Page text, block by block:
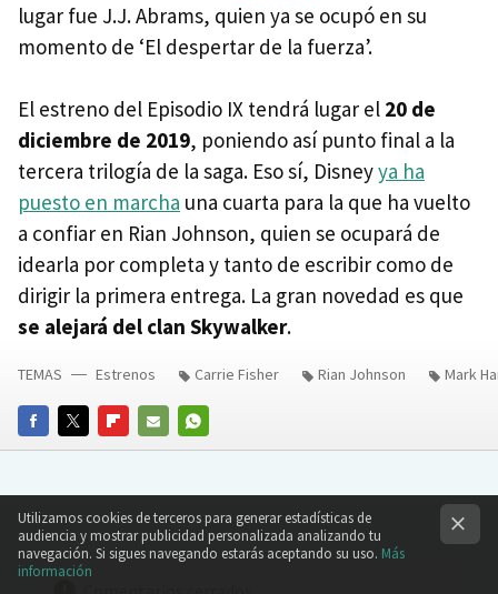
lugar fue J.J. Abrams, quien ya se ocupó en su
momento de ‘El despertar de la fuerza’.
El estreno del Episodio IX tendrá lugar el 20 de
diciembre de 2019, poniendo así punto final a la
tercera trilogía de la saga. Eso sí, Disneyya ha
puesto en marcha una cuarta para la que ha vuelto
a confiar en Rian Johnson, quien se ocupará de
idearla por completa y tanto de escribir como de
dirigir la primera entrega. La gran novedad es que
se alejará del clan Skywalker.
FACEBOOKTWITTERFLIPBOARD
E-
WHATSAPP
TEMAS Estrenos Carrie Fisher Rian Johnson Mark
Utilizamos cookies de terceros para generar estadísticas de
audiencia y mostrar publicidad personalizada analizando tu
navegación. Si sigues navegando estarás aceptando su uso. Más
información